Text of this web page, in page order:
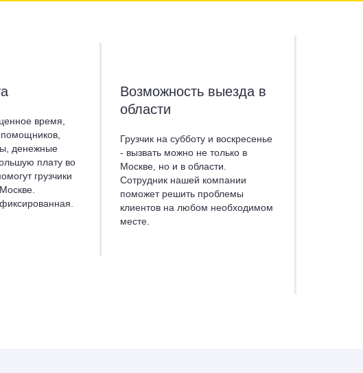
время,
денежные
плату во
грузчики
Возможность выезда в
области
Грузчик на субботу и воскресенье
- вызвать можно не только в
Москве, но и в области.
Сотрудник нашей компании
поможет решить проблемы
клиентов на любом необходимом
месте.